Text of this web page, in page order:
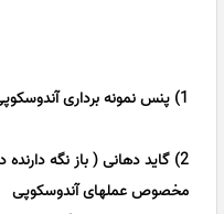
1) پنس نمونه برداری آندوسکوپی و کلونوسکوپی ( دائمی – ساخت المان)
2) گاید دهانی ( باز نگه دارنده دهان) کشدار یکبار مصرف بزرگسالان
مخصوص عملهای آندوسکوپی